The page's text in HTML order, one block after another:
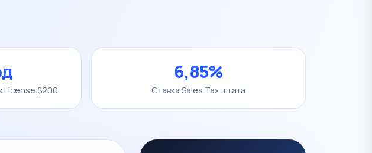
License $200
6,85%
Ставка Sales Tax штата